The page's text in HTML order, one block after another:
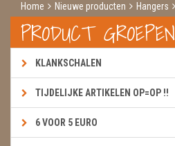
Home Nieuwe producten Hangers
PRODUCT GROEPEN
KLANKSCHALEN
TIJDELIJKE ARTIKELEN OP=OP !!
6 VOOR 5 EURO